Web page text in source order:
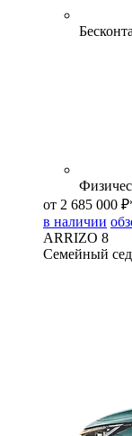
от 2 685 000
в наличии
ARRIZO 8
Семейный